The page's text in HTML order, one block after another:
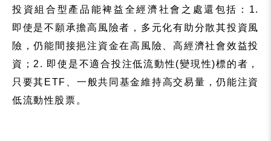
投資組合型產品 能裨益全經濟社會之處還包括： 1.
即使是不願承擔高風險者，多元化有助分散其投資風
險，仍能間接挹注資金在高風險、高經濟社會效益投
資； 2. 即使是不適合投注低流動性(變現性)標的者，
只要其 ETF
一般共同基金維持高交易量，仍能注資
低流動性股票。